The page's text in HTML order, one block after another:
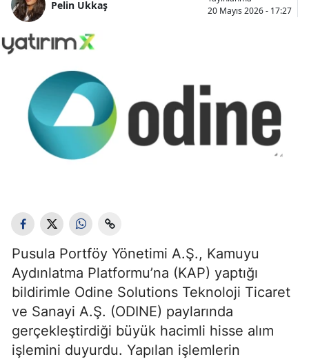
Pelin Ukkaş
20 Mayıs 2026 - 17:27
Pusula Portföy Yönetimi A.Ş., Kamuyu
Aydınlatma Platformu’na (KAP) yaptığı
bildirimle Odine Solutions Teknoloji Ticaret
ve Sanayi A.Ş. (ODINE) paylarında
gerçekleştirdiği büyük hacimli hisse alım
işlemini duyurdu. Yapılan işlemlerin